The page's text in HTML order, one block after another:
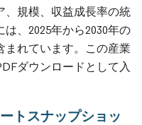
、規模、収益成長率の統
、2025年から2030年の
まれています。この産業
ダウンロードとして入
トスナップショッ